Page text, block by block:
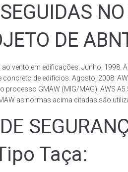
DE
vento em edificações. Junho, 1998.
concreto de edifícios. Agosto, 2008.
processo GMAW (MIG/MAG). AWS
as normas acima citadas são
Taça: